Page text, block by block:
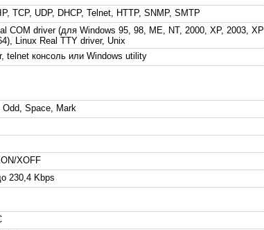
TCP, UDP, DHCP, Telnet, HTTP, SNMP, SMTP
COM driver (для Windows 95, 98, ME, NT, 2000, XP, 2003, XP
Linux Real TTY driver, Unix
telnet консоль или Windows utility
Odd, Space, Mark
XOFF
230,4 Kbps